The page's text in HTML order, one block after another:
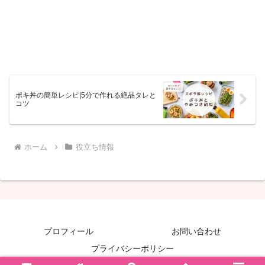
ポキ丼の簡単レシピ|5分で作れる絶品タレと
コツ
ホーム 役立ち情報
プロフィール
お問い合わせ
プライバシーポリシー